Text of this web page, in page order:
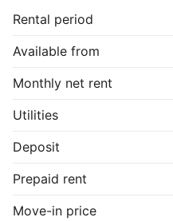
Rental period
Available from
Monthly net rent
Utilities
Deposit
Prepaid rent
Move-in price